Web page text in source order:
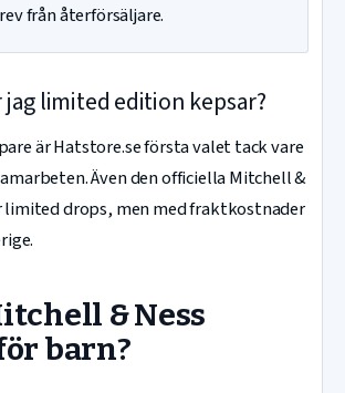
från återförsäljare.
jag limited edition kepsar?
är Hatstore.se första valet tack vare
Även den officiella Mitchell &
limited drops, men med fraktkostnader
& Ness
barn?